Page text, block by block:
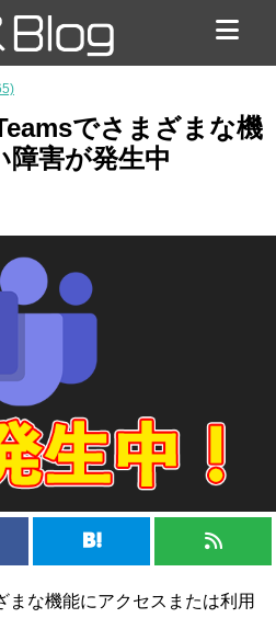
でさまざまな機
障害が発生中
まな機能にアクセスまたは利用